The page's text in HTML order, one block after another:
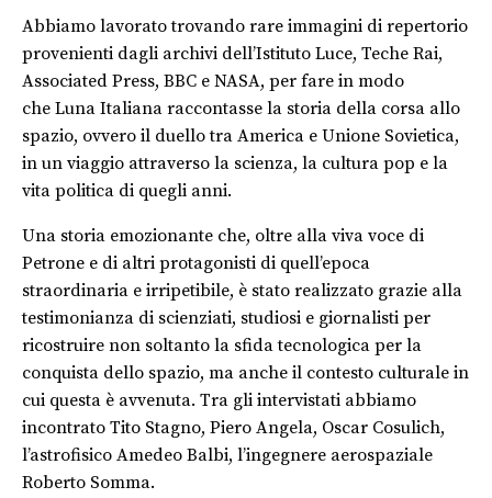
Abbiamo lavorato trovando rare immagini di repertorio
provenienti dagli archivi dell’Istituto Luce, Teche Rai,
Associated Press, BBC e NASA, per fare in modo
che Luna Italiana raccontasse la storia della corsa allo
spazio, ovvero il duello tra America e Unione Sovietica,
in un viaggio attraverso la scienza, la cultura pop e la
vita politica di quegli anni.
Una storia emozionante che, oltre alla viva voce di
Petrone e di altri protagonisti di quell’epoca
straordinaria e irripetibile, è stato realizzato grazie alla
testimonianza di scienziati, studiosi e giornalisti per
ricostruire non soltanto la sfida tecnologica per la
conquista dello spazio, ma anche il contesto culturale in
cui questa è avvenuta. Tra gli intervistati abbiamo
incontrato Tito Stagno, Piero Angela, Oscar Cosulich,
l’astrofisico Amedeo Balbi, l’ingegnere aerospaziale
Roberto Somma.